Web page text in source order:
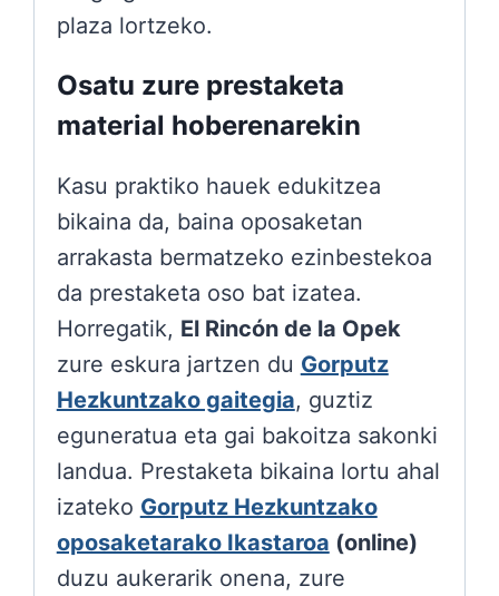
plaza lortzeko.
Osatu zure prestaketa
material hoberenarekin
Kasu praktiko hauek edukitzea
bikaina da, baina oposaketan
arrakasta bermatzeko ezinbestekoa
da prestaketa oso bat izatea.
Horregatik, El Rincón de la Opek
zure eskura jartzen du Gorputz
Hezkuntzako gaitegia, guztiz
eguneratua eta gai bakoitza sakonki
landua. Prestaketa bikaina lortu ahal
izateko Gorputz Hezkuntzako
oposaketarako Ikastaroa (online)
duzu aukerarik onena, zure